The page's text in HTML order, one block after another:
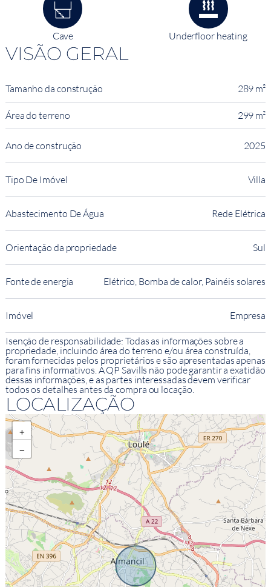
Cave Underfloor heating
VISÃO GERAL
Tamanho da construção 289 m²
Área do terreno 299 m²
Ano de construção 2025
Tipo De Imóvel Villa
Abastecimento De Água Rede Elétrica
Orientação da propriedade Sul
Fonte de energia Elétrico, Bomba de calor, Painéis solares
Imóvel Empresa
Isenção de responsabilidade: Todas as informações sobre a
propriedade, incluindo área do terreno e/ou área construída,
foram fornecidas pelos proprietários e são apresentadas apenas
para fins informativos. A QP Savills não pode garantir a exatidão
dessas informações, e as partes interessadas devem verificar
todos os detalhes antes da compra ou locação.
LOCALIZAÇÃO
+
−